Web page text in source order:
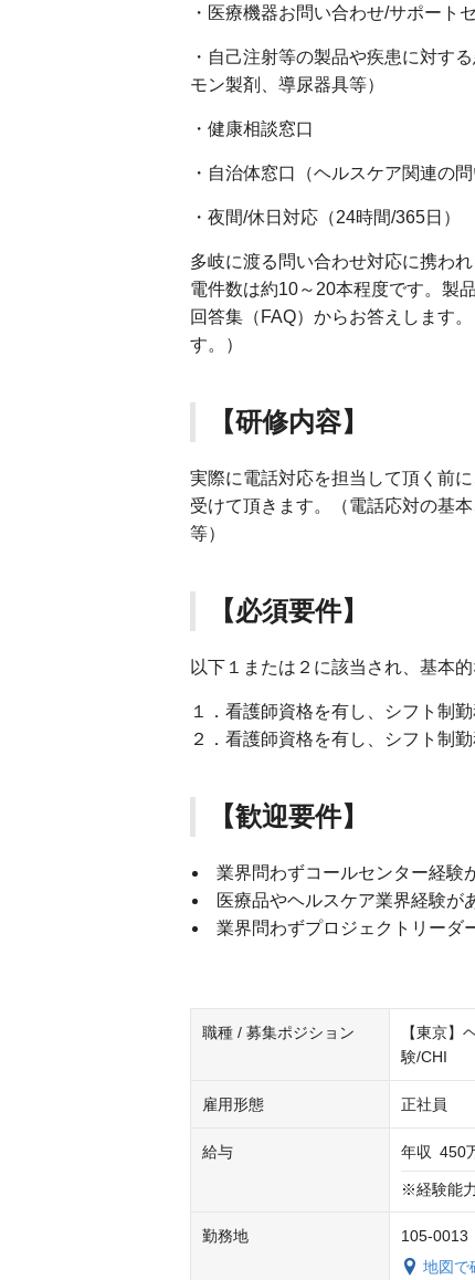
・医療機器お問い合わせ/サポート
・自己注射等の製品や疾患に対す
モン製剤、導尿器具等）
・健康相談窓口
・自治体窓口（ヘルスケア関連の
・夜間/休日対応（24時間/365日）
多岐に渡る問い合わせ対応に携わ
電件数は約10～20本程度です。製
回答集（FAQ）からお答えします
す。）
【研修内容】
実際に電話対応を担当して頂く前
受けて頂きます。（電話応対の基
等）
【必須要件】
以下１または２に該当され、基本
１．看護師資格を有し、シフト制
２．看護師資格を有し、シフト制
【歓迎要件】
業界問わずコールセンター経験
医療品やヘルスケア業界経験が
業界問わずプロジェクトリーダ
職種 / 募集ポジション
【東京】
験/CHI
雇用形態 正社員
給与 年収 450
※経験能
勤務地
105-0013
地図で